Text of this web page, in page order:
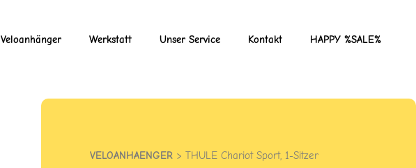
Veloanhänger Werkstatt Unser Service Kontakt HAPPY %SALE%
VELOANHAENGER > THULE Chariot Sport, 1-Sitzer